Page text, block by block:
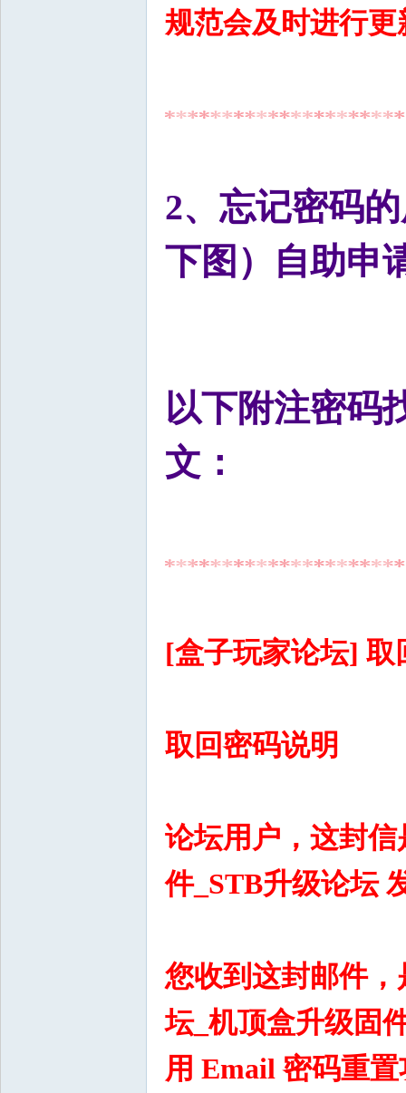
规范会及时进行更
2、忘记密码
下图）自助申
以下附注密码
文：
[盒子玩家论坛] 取
取回密码说明
论坛用户，这封
件_STB升级论坛
您收到这封邮件
坛_机顶盒升级固
用 Email 密码重